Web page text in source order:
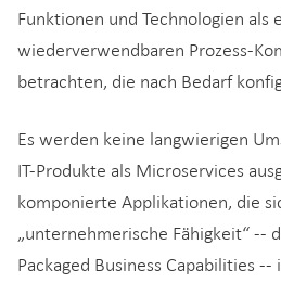
Funktionen und Technologien als
wiederverwendbaren Prozess-
betrachten, die nach Bedarf
Es werden keine langwierigen
IT-Produkte als Microservices
komponierte Applikationen, die
„unternehmerische Fähigkeit“ --
Packaged Business Capabilities --